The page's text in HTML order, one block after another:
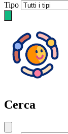
Tipo
Cerca